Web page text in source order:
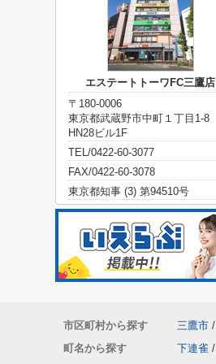
エステートトーワFC三鷹店
〒180-0006
東京都武蔵野市中町１丁目1-8
HN28ビル1F
TEL/0422-60-3077
FAX/0422-60-3078
東京都知事 (3) 第94510号
市区町村から探す 三鷹市 /
町名から探す
下連雀 /